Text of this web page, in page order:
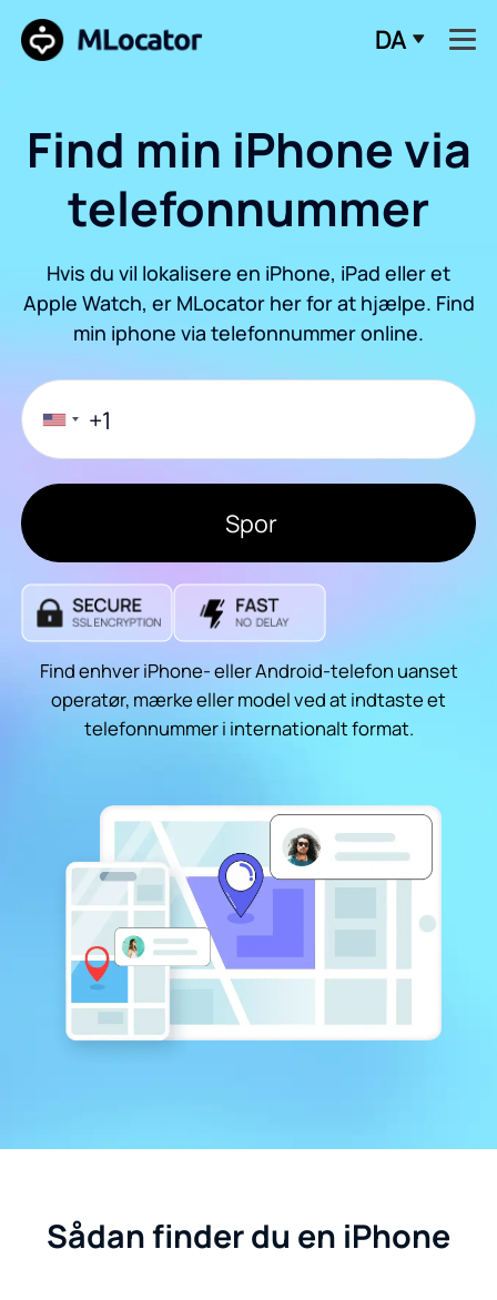
DA
Find min iPhone via
telefonnummer
Hvis du vil lokalisere en iPhone, iPad eller et
Apple Watch, er MLocator her for at hjælpe. Find
min iphone via telefonnummer online.
Spor
Find enhver iPhone- eller Android-telefon uanset
operatør, mærke eller model ved at indtaste et
telefonnummer i internationalt format.
Sådan finder du en iPhone